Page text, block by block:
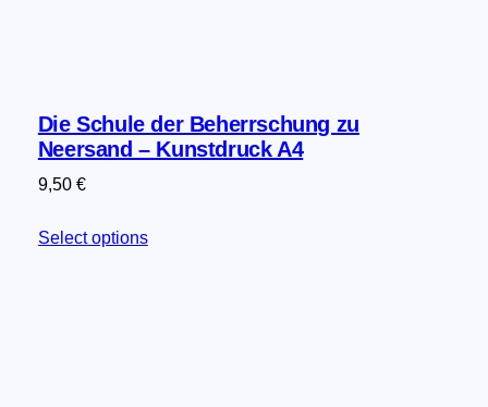
Die Schule der Beherrschung zu
Neersand – Kunstdruck A4
9,50 €
Select options